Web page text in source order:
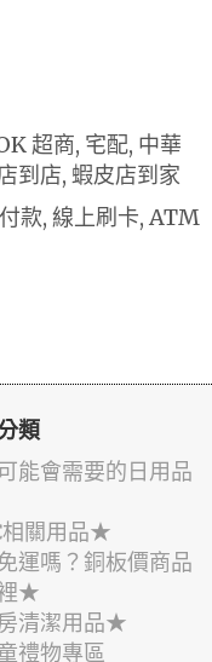
超商, 宅配, 中華
到店, 蝦皮店到家
款, 線上刷卡, ATM
類
能會需要的日用品
關用品★
運嗎？銅板價商品
★
清潔用品★
禮物專區